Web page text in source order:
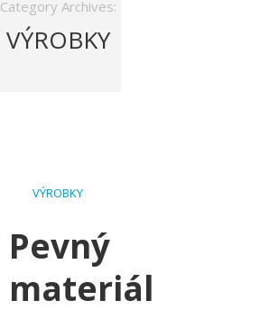
Category Archives:
VÝROBKY
VÝROBKY
Pevný
materiál